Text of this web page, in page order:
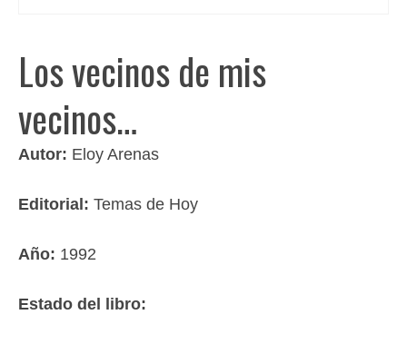
Los vecinos de mis
vecinos…
Autor: Eloy Arenas
Editorial: Temas de Hoy
Año: 1992
Estado del libro: